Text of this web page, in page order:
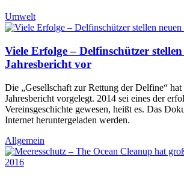
Umwelt
Viele Erfolge – Delfinschützer stellen
Jahresbericht vor
Die „Gesellschaft zur Rettung der Delfine“ hat
Jahresbericht vorgelegt. 2014 sei eines der
Vereinsgeschichte gewesen, heißt es. Das
Internet heruntergeladen werden.
Allgemein